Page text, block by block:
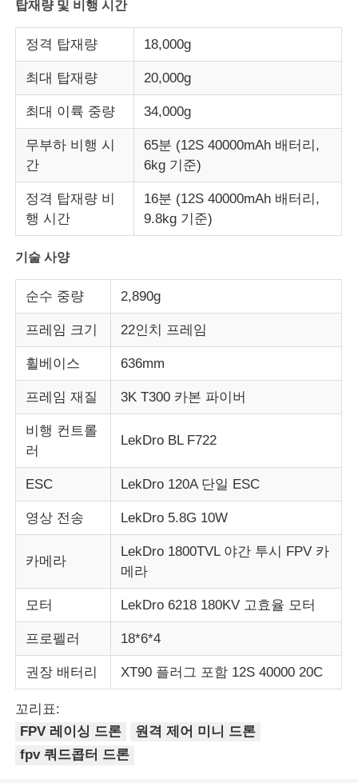
공장 투어
품질 관리
우리 와 연락
뉴스
사건
인용 을 요청 하십시오
산업용 드론
농림부 분무 드론
FPV 드론
드론 부품
반대 드론 장치
열사진 촬영 범위
레이저 거리측정기
탑재량 및 비행 시간
정격 탑재량 18,000g
최대 탑재량 20,000g
최대 이륙 중량 34,000g
무부하 비행 시
간
65분 (12S 40000mAh 배터리,
6kg 기준)
정격 탑재량 비
행 시간
16분 (12S 40000mAh 배터리,
9.8kg 기준)
기술 사양
순수 중량 2,890g
프레임 크기 22인치 프레임
휠베이스 636mm
프레임 재질 3K T300 카본 파이버
비행 컨트롤
러
LekDro BL F722
ESC LekDro 120A 단일 ESC
영상 전송 LekDro 5.8G 10W
카메라
LekDro 1800TVL 야간 투시 FPV 카
메라
모터 LekDro 6218 180KV 고효율 모터
프로펠러 18*6*4
권장 배터리 XT90 플러그 포함 12S 40000 20C
꼬리표:
FPV 레이싱 드론
원격 제어 미니 드론
fpv 쿼드콥터 드론